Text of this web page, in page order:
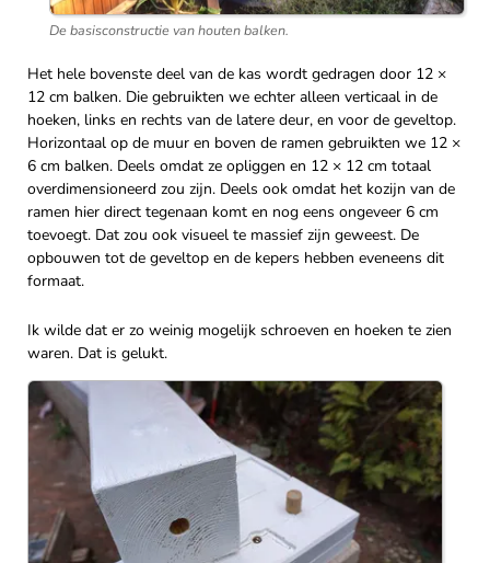
De basisconstructie van houten balken.
Het hele bovenste deel van de kas wordt gedragen door 12 ×
12 cm balken. Die gebruikten we echter alleen verticaal in de
hoeken, links en rechts van de latere deur, en voor de geveltop.
Horizontaal op de muur en boven de ramen gebruikten we 12 ×
6 cm balken. Deels omdat ze opliggen en 12 × 12 cm totaal
overdimensioneerd zou zijn. Deels ook omdat het kozijn van de
ramen hier direct tegenaan komt en nog eens ongeveer 6 cm
toevoegt. Dat zou ook visueel te massief zijn geweest. De
opbouwen tot de geveltop en de kepers hebben eveneens dit
formaat.
Ik wilde dat er zo weinig mogelijk schroeven en hoeken te zien
waren. Dat is gelukt.